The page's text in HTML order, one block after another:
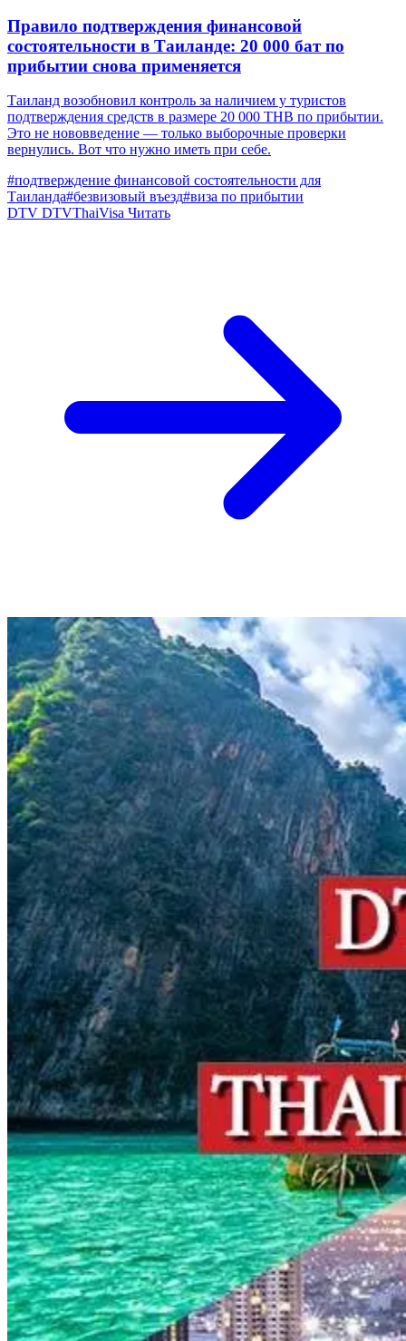
Правило подтверждения финансовой
состоятельности в Таиланде: 20 000 бат по
прибытии снова применяется
Таиланд возобновил контроль за наличием у туристов
подтверждения средств в размере 20 000 THB по прибытии.
Это не нововведение — только выборочные проверки
вернулись. Вот что нужно иметь при себе.
#подтверждение финансовой состоятельности для
Таиланда#безвизовый въезд#виза по прибытии
DTV DTVThaiVisa Читать